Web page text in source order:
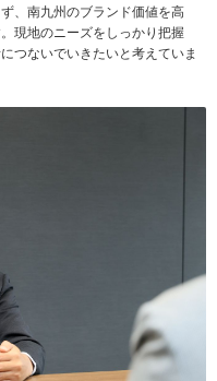
、南九州のブランド価値を高
現地のニーズをしっかり把握
つないでいきたいと考えていま